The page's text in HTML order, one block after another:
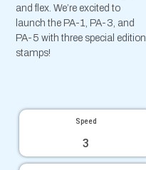
and flex. We’re excited to
launch the PA-1, PA-3, and
PA-5 with three special edition
stamps!
Speed
3